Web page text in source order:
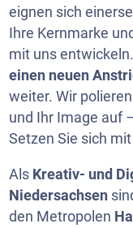
eignen sich
Ihre Kernmarke
mit uns
einen neuen
weiter. Wir
und Ihr Image auf
Setzen Sie sich
Als Kreativ- und
Niedersachsen
den Metropolen